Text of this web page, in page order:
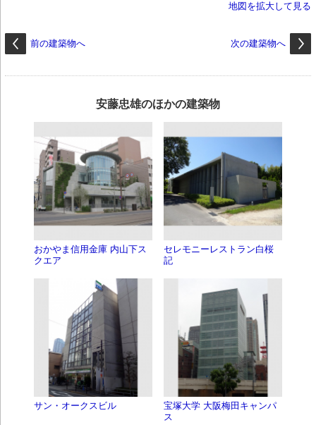
地図を拡大して見る
前の建築物へ 次の建築物へ
安藤忠雄のほかの建築物
おかやま信用金庫 内山下ス
クエア
セレモニーレストラン白桜
記
サン・オークスビル
宝塚大学 大阪梅田キャンパ
ス